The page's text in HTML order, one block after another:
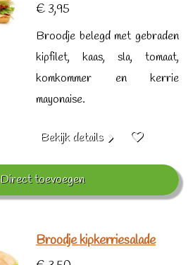
€ 3,95
Broodje belegd met gebraden
kipfilet, kaas, sla, tomaat,
komkommer en kerrie
mayonaise.
Bekijk details
Direct toevoegen
Broodje kipkerriesalade